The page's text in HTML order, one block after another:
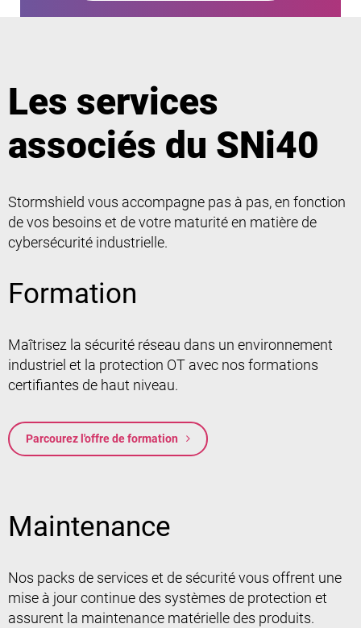
Les services
associés du SNi40
Stormshield vous accompagne pas à pas, en fonction
de vos besoins et de votre maturité en matière de
cybersécurité industrielle.
Formation
Maîtrisez la sécurité réseau dans un environnement
industriel et la protection OT avec nos formations
certifiantes de haut niveau.
Parcourez l'offre de formation
Maintenance
Nos packs de services et de sécurité vous offrent une
mise à jour continue des systèmes de protection et
assurent la maintenance matérielle des produits.